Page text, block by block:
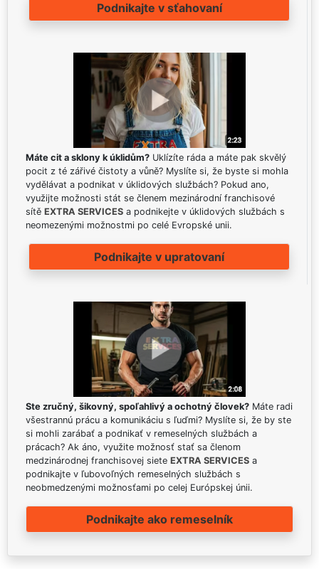
Podnikajte v sťahovaní
Máte cit a sklony k úklidům? Uklízíte ráda a máte pak skvělý
pocit z té zářivé čistoty a vůně? Myslíte si, že byste si mohla
vydělávat a podnikat v úklidových službách? Pokud ano,
využijte možnosti stát se členem mezinárodní franchisové
sítě EXTRA SERVICES a podnikejte v úklidových službách s
neomezenými možnostmi po celé Evropské unii.
Podnikajte v upratovaní
Ste zručný, šikovný, spoľahlivý a ochotný človek? Máte radi
všestrannú prácu a komunikáciu s ľuďmi? Myslíte si, že by ste
si mohli zarábať a podnikať v remeselných službách a
prácach? Ak áno, využite možnosť stať sa členom
medzinárodnej franchisovej siete EXTRA SERVICES a
podnikajte v ľubovoľných remeselných službách s
neobmedzenými možnosťami po celej Európskej únii.
Podnikajte ako remeselník